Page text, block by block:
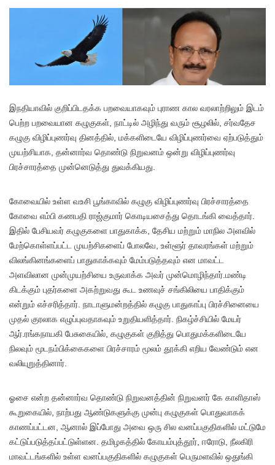
இநதியாவில் குறிப்பிடதக்க பறவையாகவும் புராண கால வரலாற்றிலும் இடம்
பெற்ற பறவையான கழுகுகள், நாட்டில் அழிந்து வரும் சூழலில், சர்வதேச
கழுகு விழிப்புணர்வு தினத்தில், மக்களிடையே விழிப்புணர்வை ஏற்படுத்தும்
முயற்சியாக, தன்னார்வ தொண்டு நிறுவனம் ஒன்று விழிப்புணர்வு
பிரச்சாரத்தை முன்னெடுத்து துவக்கியது.
கோவையில் உள்ள வஉசி பூங்காவில் கழுகு விழிப்புணர்வு பிரச்சாரத்தை
கோவை எம்பி கணபதி ராஜ்குமார் கொடியசைத்து தொடங்கி வைத்தார்.
இதில் பேசியவர் கழுகுகளை பாதுகாக்க, தேசிய மற்றும் மாநில அளவில்
மேற்கொள்ளப்பட்ட முயற்சிகளைப் போலவே, உள்ளூர் தாவரங்கள் மற்றும்
விலங்கினங்களைப் பாதுகாக்கவும் மேம்படுத்தவும் என மாவட்ட
அளவிலான முன்முயற்சியை உருவாக்க அவர் முன்மொழிந்தார்.மண்டி
கிடக்கும் புதர்களை அகற்றுவது கூட உணவுச் சங்கிலியை பாதிக்கும்
என்றும் எச்சரித்தார். நாடாளுமன்றத்தில் கழுகு பாதுகாப்பு பிரச்சினையை
முதல் குரலாக எழுப்புவதாகவும் உறுதியளித்தார். நிகழ்ச்சியில் மேயர்
ஆர்.ரங்கநாயகி பேசுகையில், கழுகுகள் குறித்து பொதுமக்களிடையே
நிலவும் மூடநம்பிக்கைகளை பிரச்சாரம் மூலம் தூக்கி எறிய வேண்டும் என
வலியுறுத்தினார்.
ஓசை என்ற தன்னார்வ தொண்டு நிறுவனத்தின் நிறுவனர் கே காளிதாஸ்
கூறுகையில், நாற்பது ஆண்டுகளுக்கு முன்பு கழுகுகள் பொதுவாகக்
காணப்பட்டன, ஆனால் இப்போது அவை ஒரு சில வனப்பகுதிகளில் மட்டுமே
கட்டுப்படுத்தப்பட்டுள்ளன. தமிழகத்தில் கோயம்புத்தூர், ஈரோடு, நீலகிரி
மாவட்டங்களில் உள்ள வனப்பகுதிகளில் கழுகுகள் பெருமளவில் ஒதுங்கி